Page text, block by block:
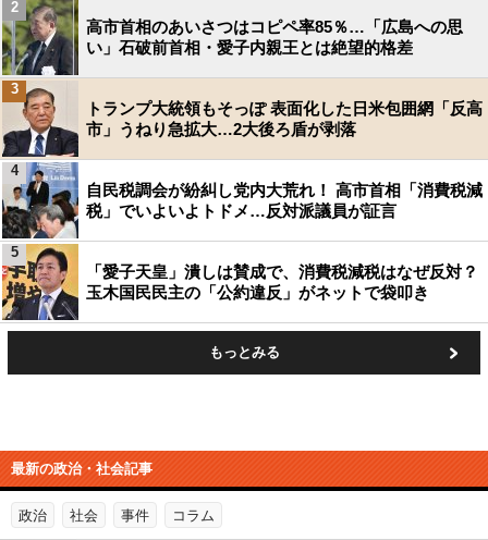
高市首相のあいさつはコピペ率85％…「広島への思
い」石破前首相・愛子内親王とは絶望的格差
2
トランプ大統領もそっぽ 表面化した日米包囲網「反高
市」うねり急拡大…2大後ろ盾が剥落
3
自民税調会が紛糾し党内大荒れ！ 高市首相「消費税減
税」でいよいよトドメ…反対派議員が証言
4
「愛子天皇」潰しは賛成で、消費税減税はなぜ反対？
玉木国民民主の「公約違反」がネットで袋叩き
5
もっとみる
最新の政治・社会記事
政治 社会 事件 コラム